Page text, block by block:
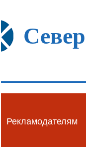
Рекламодателям